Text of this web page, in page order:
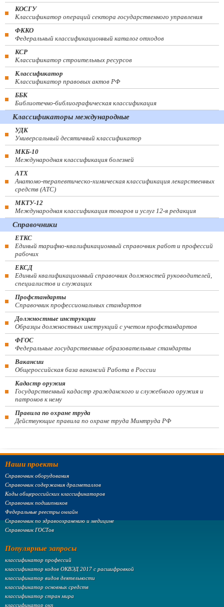
КОСГУ
Классификатор операций сектора государственного управления
ФККО
Федеральный классификационный каталог отходов
КСР
Классификатор строительных ресурсов
Классификатор
Классификатор правовых актов РФ
ББК
Библиотечно-библиографическая классификация
Классификаторы международные
УДК
Универсальный десятичный классификатор
МКБ-10
Международная классификация болезней
АТХ
Анатомо-терапевтическо-химическая классификация лекарственных
средств (ATC)
МКТУ-12
Международная классификация товаров и услуг 12-я редакция
Справочники
ЕТКС
Единый тарифно-квалификационный справочник работ и профессий
рабочих
ЕКСД
Единый квалификационный справочник должностей руководителей,
специалистов и служащих
Профстандарты
Справочник профессиональных стандартов
Должностные инструкции
Образцы должностных инструкций с учетом профстандартов
ФГОС
Федеральные государственные образовательные стандарты
Вакансии
Общероссийская база вакансий Работа в России
Кадастр оружия
Государственный кадастр гражданского и служебного оружия и
патронов к нему
Правила по охране труда
Действующие правила по охране труда Минтруда РФ
Наши проекты
Справочник оборудования
Справочник содержания драгметаллов
Коды общероссийских классификаторов
Справочник подшипников
Федеральные реестры онлайн
Справочник по здравоохранению и медицине
Справочник ГОСТов
Популярные запросы
классификатор профессий
классификатор кодов ОКВЭД 2017 с расшифровкой
классификатор видов деятельности
классификатор основных средств
классификатор стран мира
классификатор окп